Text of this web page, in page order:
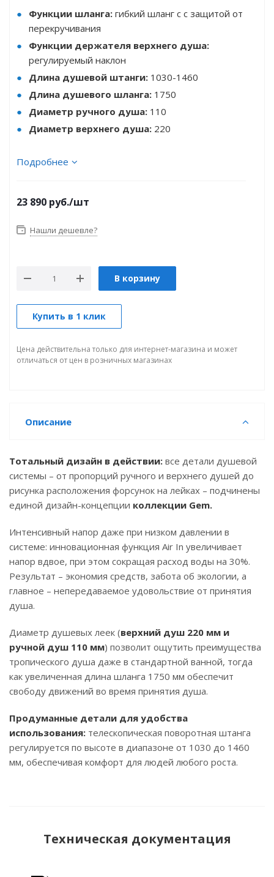
Функции шланга: гибкий шланг с с защитой от
перекручивания
Функции держателя верхнего душа:
регулируемый наклон
Длина душевой штанги: 1030-1460
Длина душевого шланга: 1750
Диаметр ручного душа: 110
Диаметр верхнего душа: 220
Подробнее
23 890 руб./шт
Нашли дешевле?
В корзину
Купить в 1 клик
Цена действительна только для интернет-магазина и может
отличаться от цен в розничных магазинах
Описание
Тотальный дизайн в действии: все детали душевой
системы – от пропорций ручного и верхнего душей до
рисунка расположения форсунок на лейках – подчинены
единой дизайн-концепции коллекции Gem.
Интенсивный напор даже при низком давлении в
системе: инновационная функция Air In увеличивает
напор вдвое, при этом сокращая расход воды на 30%.
Результат – экономия средств, забота об экологии, а
главное – непередаваемое удовольствие от принятия
душа.
Диаметр душевых леек (верхний душ 220 мм и
ручной душ 110 мм) позволит ощутить преимущества
тропического душа даже в стандартной ванной, тогда
как увеличенная длина шланга 1750 мм обеспечит
свободу движений во время принятия душа.
Продуманные детали для удобства
использования: телескопическая поворотная штанга
регулируется по высоте в диапазоне от 1030 до 1460
мм, обеспечивая комфорт для людей любого роста.
Техническая документация